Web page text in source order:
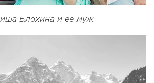
Блохина и ее муж